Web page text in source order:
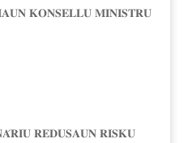
𝐊𝐎𝐍𝐒𝐄𝐋𝐋𝐔 𝐌𝐈𝐍𝐈𝐒𝐓𝐑𝐔
𝐑𝐄𝐃𝐔𝐒𝐀𝐔𝐍 𝐑𝐈𝐒𝐊𝐔